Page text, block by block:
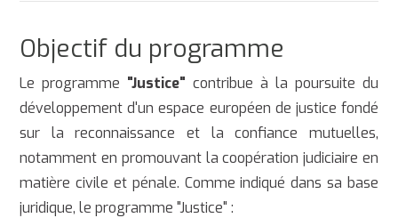
Objectif du programme
Le programme "Justice" contribue à la poursuite du
développement d'un espace européen de justice fondé
sur la reconnaissance et la confiance mutuelles,
notamment en promouvant la coopération judiciaire en
matière civile et pénale. Comme indiqué dans sa base
juridique, le programme "Justice" :